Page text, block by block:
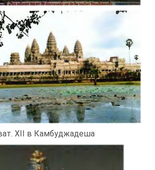
XII в Камбуджадеша